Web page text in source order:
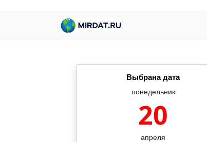
Выбрана дата
понедельник
20
апреля